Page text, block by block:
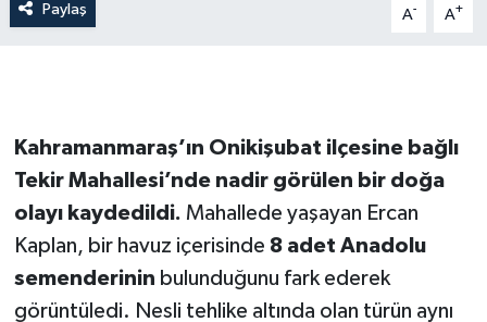
Paylaş A- A+
Kahramanmaraş’ın Onikişubat ilçesine bağlı
Tekir Mahallesi’nde nadir görülen bir doğa
olayı kaydedildi. Mahallede yaşayan Ercan
Kaplan, bir havuz içerisinde 8 adet Anadolu
semenderinin bulunduğunu fark ederek
görüntüledi. Nesli tehlike altında olan türün aynı
ROPORTAJ
YEREL YÖNETİM
MEDYA
SEÇİM 2011